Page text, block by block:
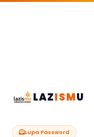
LAZISMU
Lupa Password